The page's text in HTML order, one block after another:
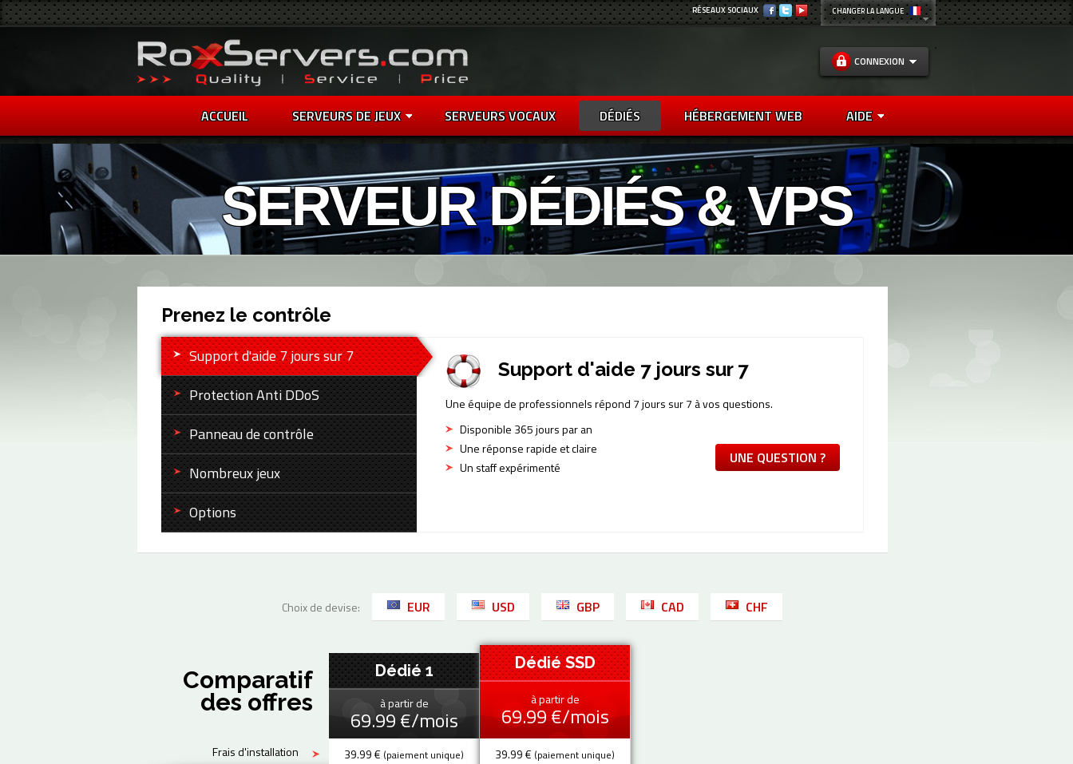
CHANGER LA LANGUE
RÉSEAUX SOCIAUX
CONNEXION
ACCUEIL SERVEURS DE JEUX SERVEURS VOCAUX DÉDIÉS HÉBERGEMENT WEB AIDE
SERVEUR DÉDIÉS & VPS
Prenez le contrôle
Support d'aide 7 jours sur 7
Protection Anti DDoS
Panneau de contrôle
Nombreux jeux
Options
Support d'aide 7 jours sur 7
Une équipe de professionnels répond 7 jours sur 7 à vos questions.
Disponible 365 jours par an
Une réponse rapide et claire
Un staff expérimenté
UNE QUESTION ?
Choix de devise: EUR USD GBP CAD CHF
Comparatif
des offres
Frais d'installation
Dédié 1
à partir de
69.99 €/mois
39.99 € (paiement unique)
Dédié SSD
à partir de
69.99 €/mois
39.99 € (paiement unique)